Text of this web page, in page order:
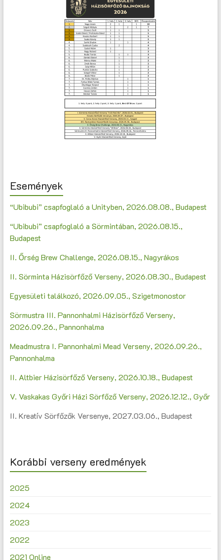
Események
“Ubibubi” csapfoglaló a Unityben, 2026.08.08., Budapest
“Ubibubi” csapfoglaló a Sörmintában, 2026.08.15.,
Budapest
II. Őrség Brew Challenge, 2026.08.15., Nagyrákos
II. Sörminta Házisörfőző Verseny, 2026.08.30., Budapest
Egyesületi találkozó, 2026.09.05., Szigetmonostor
Sörmustra III. Pannonhalmi Házisörfőző Verseny,
2026.09.26., Pannonhalma
Meadmustra I. Pannonhalmi Mead Verseny, 2026.09.26.,
Pannonhalma
II. Altbier Házisörfőző Verseny, 2026.10.18., Budapest
V. Vaskakas Győri Házi Sörfőző Verseny, 2026.12.12., Győr
II. Kreatív Sörfőzők Versenye, 2027.03.06., Budapest
Korábbi verseny eredmények
2025
2024
2023
2022
2021 Online